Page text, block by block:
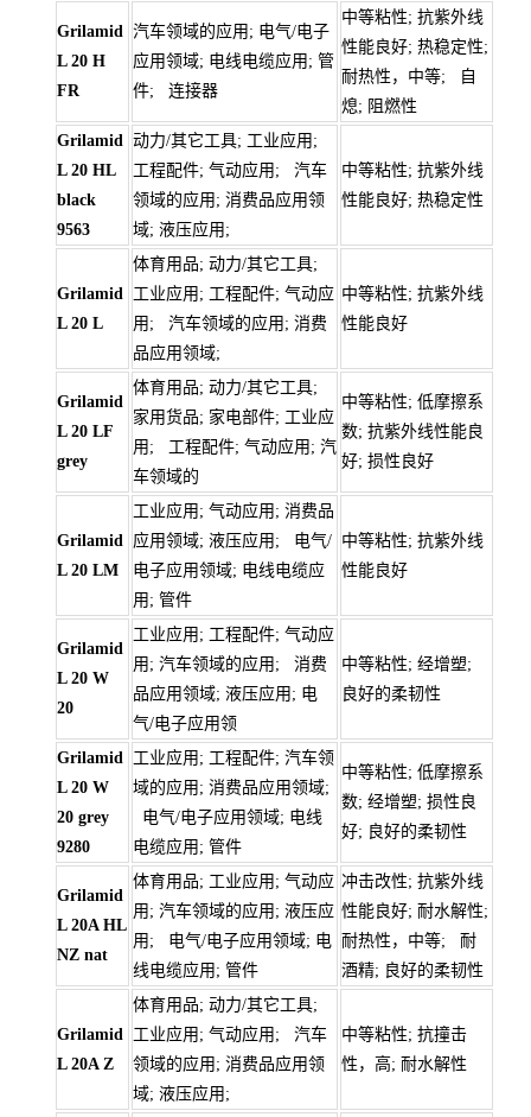
Grilamid
L 20 H
FR
汽车领域的应用; 电气/电子
应用领域; 电线电缆应用; 管
件; 连接器
中等粘性; 抗紫外线
性能良好; 热稳定性;
耐热性，中等; 自
熄; 阻燃性
Grilamid
L 20 HL
black
9563
动力/其它工具; 工业应用;
工程配件; 气动应用; 汽车
领域的应用; 消费品应用领
域; 液压应用;
中等粘性; 抗紫外线
性能良好; 热稳定性
Grilamid
L 20 L
体育用品; 动力/其它工具;
工业应用; 工程配件; 气动应
用; 汽车领域的应用; 消费
品应用领域;
中等粘性; 抗紫外线
性能良好
Grilamid
L 20 LF
grey
体育用品; 动力/其它工具;
家用货品; 家电部件; 工业应
用; 工程配件; 气动应用; 汽
车领域的
中等粘性; 低摩擦系
数; 抗紫外线性能良
好; 损性良好
Grilamid
L 20 LM
工业应用; 气动应用; 消费品
应用领域; 液压应用; 电气/
电子应用领域; 电线电缆应
用; 管件
中等粘性; 抗紫外线
性能良好
Grilamid
L 20 W
20
工业应用; 工程配件; 气动应
用; 汽车领域的应用; 消费
品应用领域; 液压应用; 电
气/电子应用领
中等粘性; 经增塑;
良好的柔韧性
Grilamid
L 20 W
20 grey
9280
工业应用; 工程配件; 汽车领
域的应用; 消费品应用领域;
电气/电子应用领域; 电线
电缆应用; 管件
中等粘性; 低摩擦系
数; 经增塑; 损性良
好; 良好的柔韧性
Grilamid
L 20A HL
NZ nat
体育用品; 工业应用; 气动应
用; 汽车领域的应用; 液压应
用; 电气/电子应用领域; 电
线电缆应用; 管件
冲击改性; 抗紫外线
性能良好; 耐水解性;
耐热性，中等; 耐
酒精; 良好的柔韧性
Grilamid
L 20A Z
体育用品; 动力/其它工具;
工业应用; 气动应用; 汽车
领域的应用; 消费品应用领
域; 液压应用;
中等粘性; 抗撞击
性，高; 耐水解性